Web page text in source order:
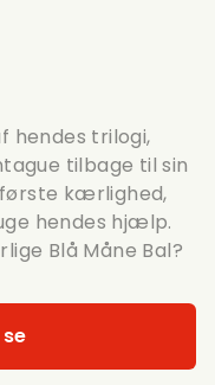
hendes trilogi,
tilbage til sin
første kærlighed,
hendes hjælp.
Blå Måne Bal?